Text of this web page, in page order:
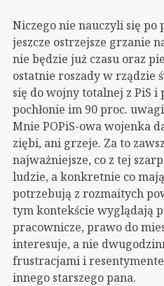
Niczego nie nauczyli się po
jeszcze ostrzejsze grzanie
nie będzie już czasu oraz
ostatnie roszady w rządzie
się do wojny totalnej z PiS
pochłonie im 90 proc.
Mnie POPiS-owa wojenka
ziębi, ani grzeje. Za to
najważniejsze, co z tej
ludzie, a konkretnie co
potrzebują z rozmaitych
tym kontekście wyglądają
pracownicze, prawo do
interesuje, a nie
frustracjami i
innego starszego pana.